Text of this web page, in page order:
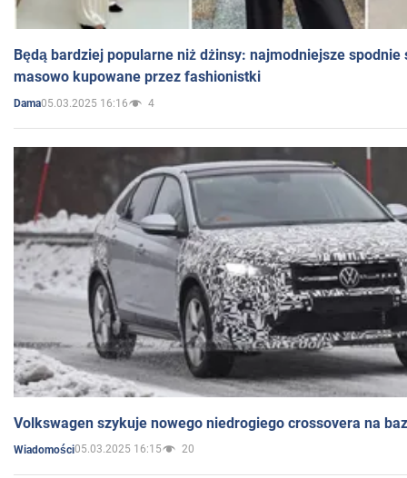
Będą bardziej popularne niż dżinsy: najmodniejsze spodnie
masowo kupowane przez fashionistki
Dama05.03.2025 16:16 4
Volkswagen szykuje nowego niedrogiego crossovera na
Wiadomości05.03.2025 16:15 20